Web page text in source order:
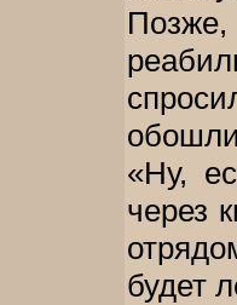
«Ну,
через
будет